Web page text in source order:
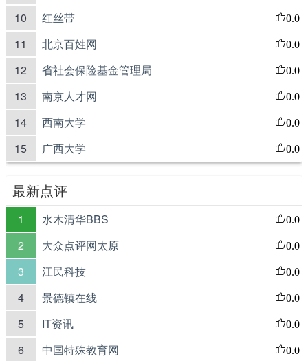
10 红丝带 0.0
11 北京百姓网 0.0
12 省社会保险基金管理局 0.0
13 南京人才网 0.0
14 西南大学 0.0
15 广西大学 0.0
最新点评
1 水木清华BBS 0.0
2 大众点评网太原 0.0
3 江民科技 0.0
4 景德镇在线 0.0
5 IT资讯 0.0
6 中国特殊教育网 0.0